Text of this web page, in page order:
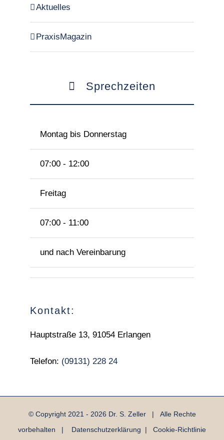
Aktuelles
PraxisMagazin
Sprechzeiten
Montag bis Donnerstag
07:00 - 12:00
Freitag
07:00 - 11:00
und nach Vereinbarung
Kontakt:
Hauptstraße 13, 91054 Erlangen
Telefon: (09131) 228 24
© Copyright 2021 - 2026 Dr. S. Zeller | Alle Rechte
vorbehalten | Datenschutzerklärung | Cookie-Richtlinie